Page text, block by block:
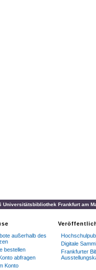
Universitätsbibliothek Frankfurt am
außerhalb des
bestellen
abfragen
Konto
Digitale
Frankfurter